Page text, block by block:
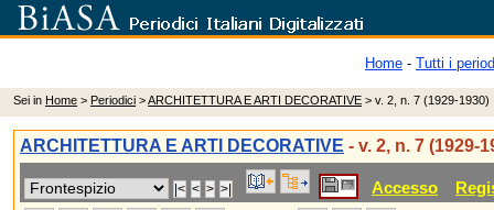
Home - Tutti i
Sei in Home > Periodici >ARCHITETTURA E ARTI DECORATIVE > v. 2, n. 7 (1929-1930)
ARCHITETTURA E ARTI DECORATIVE - v. 2, n. 7 (1929-
Accesso